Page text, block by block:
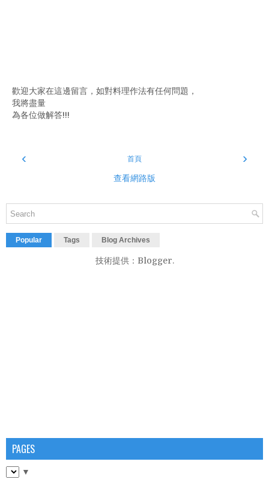
歡迎大家在這邊留言，如對料理作法有任何問題，
我將盡量
為各位做解答!!!
‹ ›
首頁
查看網路版
Popular Tags Blog Archives
技術提供： Blogger.
PAGES
▼